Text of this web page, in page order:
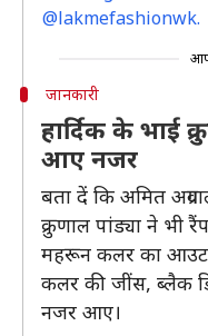
@lakmefashionwk.
जानकारी
हार्दिक के भाई
आए नजर
बता दें कि अमित
क्रुणाल पांड्या ने भी
महरून कलर का
कलर की जींस, ब्लैक
नजर आए।